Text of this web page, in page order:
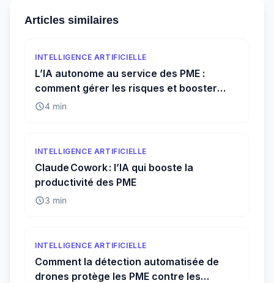
Articles similaires
INTELLIGENCE ARTIFICIELLE
L’IA autonome au service des PME :
comment gérer les risques et booster
l’efficacité
4 min
INTELLIGENCE ARTIFICIELLE
Claude Cowork : l’IA qui booste la
productivité des PME
3 min
INTELLIGENCE ARTIFICIELLE
Comment la détection automatisée de
drones protège les PME contre les